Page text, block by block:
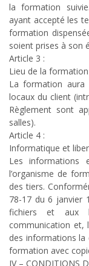
la formation
ayant accepté les
formation
soient prises à son
Article 3 :
Lieu de la formation
La formation aura
locaux du client
Règlement sont
salles).
Article 4 :
Informatique et
Les informations
l’organisme de
des tiers.
78-17 du 6 janvier
fichiers et aux
communication et,
des informations la
formation avec
IV – CONDITIONS